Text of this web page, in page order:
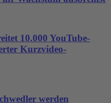
10.000 YouTube-
Kurzvideo-
werden